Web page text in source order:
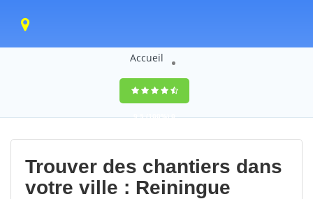
Accueil
9,5(100%)0
votes
Trouver des chantiers dans
votre ville : Reiningue